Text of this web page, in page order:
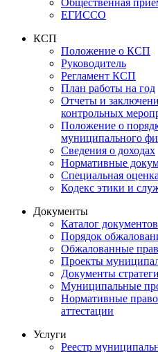
ЕГИССО
КСП
Положение о КСП
Руководитель
Регламент КСП
План работы на год
Отчеты и
контрольных
Положение о
муниципального
Сведения о доходах
Нормативные
Специальная
Кодекс этики и
Документы
Каталог документов
Порядок
Обжалованные
Проекты
Документы
Муниципальные
Нормативные
аттестации
Услуги
Реестр